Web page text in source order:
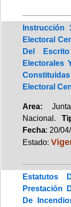
Instrucción
Electoral
Del
Electorales
Electoral
Area:
Nacional.
Fecha: 20/
Estado:
Estatutos
Prestación
De